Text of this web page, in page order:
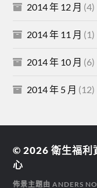
2014 年 12 月 (4)
2014 年 11 月 (1)
2014 年 10 月 (6)
2014 年 5 月 (12)
© 2026衛生福利
心
佈景主題由ANDERS